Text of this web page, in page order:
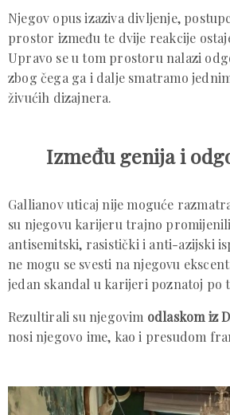
Njegov opus izaziva divljenje,
prostor između te dvije reakcije
Upravo se u tom prostoru nalazi
zbog čega ga i dalje smatramo
živućih dizajnera.
Između genija i
Gallianov uticaj nije moguće
su njegovu karijeru trajno
antisemitski, rasistički i anti-azijski
ne mogu se svesti na njegovu
jedan skandal u karijeri poznatoj po
Rezultirali su njegovim odlaskom iz
nosi njegovo ime, kao i presudom